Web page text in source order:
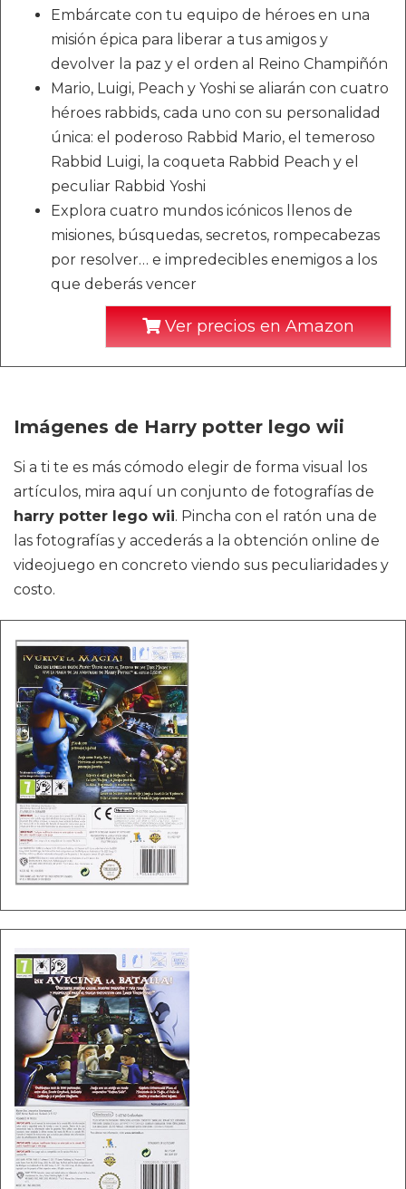
Embárcate con tu equipo de héroes en una
misión épica para liberar a tus amigos y
devolver la paz y el orden al Reino Champiñón
Mario, Luigi, Peach y Yoshi se aliarán con cuatro
héroes rabbids, cada uno con su personalidad
única: el poderoso Rabbid Mario, el temeroso
Rabbid Luigi, la coqueta Rabbid Peach y el
peculiar Rabbid Yoshi
Explora cuatro mundos icónicos llenos de
misiones, búsquedas, secretos, rompecabezas
por resolver… e impredecibles enemigos a los
que deberás vencer
Ver precios en Amazon
Imágenes de Harry potter lego wii
Si a ti te es más cómodo elegir de forma visual los
artículos, mira aquí un conjunto de fotografías de
harry potter lego wii. Pincha con el ratón una de
las fotografías y accederás a la obtención online de
videojuego en concreto viendo sus peculiaridades y
costo.